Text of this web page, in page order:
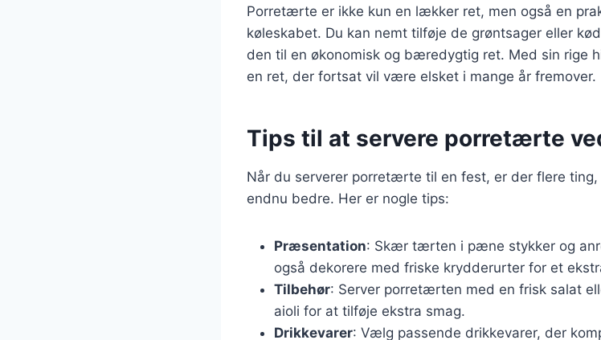
Porretærte er ikke kun en lækker ret, men også en
køleskabet. Du kan nemt tilføje de grøntsager eller
den til en økonomisk og bæredygtig ret. Med sin rige
en ret, der fortsat vil være elsket i mange år fremover.
Tips til at servere porretærte
Når du serverer porretærte til en fest, er der flere
endnu bedre. Her er nogle tips:
Præsentation: Skær tærten i pæne stykker og
også dekorere med friske krydderurter for et
Tilbehør: Server porretærten med en frisk salat
aioli for at tilføje ekstra smag.
Drikkevarer: Vælg passende drikkevarer, der